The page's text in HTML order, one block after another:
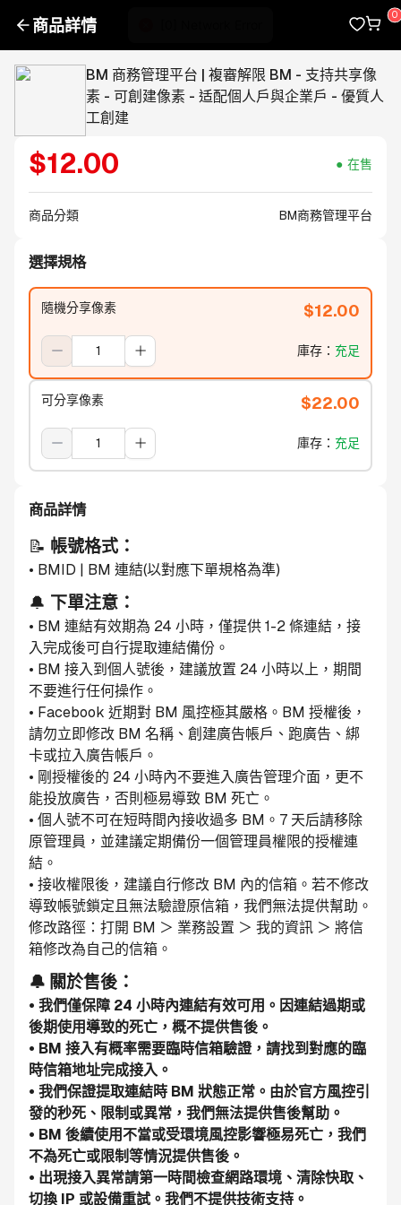
商品詳情
BM 商務管理平台 | 複審解限 BM - 支持共享像
素 - 可創建像素 - 适配個人戶與企業戶 - 優質人
工創建
$12.00 在售
商品分類 BM商務管理平台
選擇規格
隨機分享像素 $12.00
庫存 ： 充足
可分享像素 $22.00
庫存 ： 充足
商品詳情
📝 帳號格式：
• BMID | BM 連結(以對應下單規格為準)
🔔 下單注意：
• BM 連結有效期為 24 小時，僅提供 1-2 條連結，接
入完成後可自行提取連結備份。
• BM 接入到個人號後，建議放置 24 小時以上，期間
不要進行任何操作。
• Facebook 近期對 BM 風控極其嚴格。BM 授權後，
請勿立即修改 BM 名稱、創建廣告帳戶、跑廣告、綁
卡或拉入廣告帳戶。
• 剛授權後的 24 小時內不要進入廣告管理介面，更不
能投放廣告，否則極易導致 BM 死亡。
• 個人號不可在短時間內接收過多 BM。7 天后請移除
原管理員，並建議定期備份一個管理員權限的授權連
結。
• 接收權限後，建議自行修改 BM 內的信箱。若不修改
導致帳號鎖定且無法驗證原信箱，我們無法提供幫助。
修改路徑：打開 BM ＞ 業務設置 ＞ 我的資訊 ＞ 將信
箱修改為自己的信箱。
🔔 關於售後：
• 我們僅保障 24 小時內連結有效可用。因連結過期或
後期使用導致的死亡，概不提供售後。
• BM 接入有概率需要臨時信箱驗證，請找到對應的臨
時信箱地址完成接入。
• 我們保證提取連結時 BM 狀態正常。由於官方風控引
發的秒死、限制或異常，我們無法提供售後幫助。
• BM 後續使用不當或受環境風控影響極易死亡，我們
不為死亡或限制等情況提供售後。
• 出現接入異常請第一時間檢查網路環境、清除快取、
切換 IP 或設備重試。我們不提供技術支持。